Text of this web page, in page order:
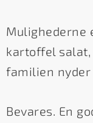
Mulighederne
kartoffel
familien
Bevares. En